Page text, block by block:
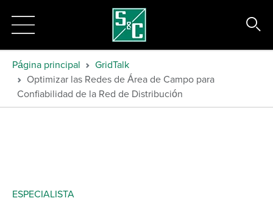
Página principal
GridTalk
Optimizar las Redes de Área de Campo para
Confiabilidad de la Red de Distribución
ESPECIALISTA